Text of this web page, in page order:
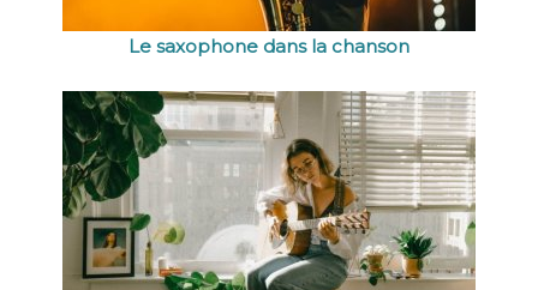
Le saxophone dans la chanson